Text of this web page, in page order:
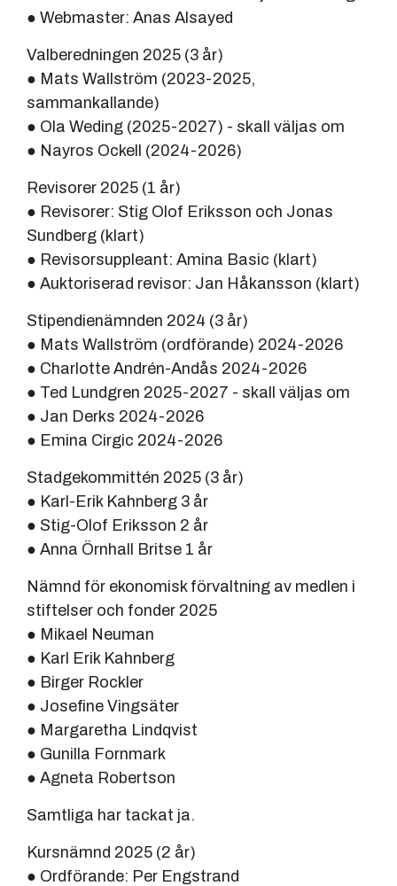
● Webmaster: Anas Alsayed
Valberedningen 2025 (3 år)
● Mats Wallström (2023-2025,
sammankallande)
● Ola Weding (2025-2027) - skall väljas om
● Nayros Ockell (2024-2026)
Revisorer 2025 (1 år)
● Revisorer: Stig Olof Eriksson och Jonas
Sundberg (klart)
● Revisorsuppleant: Amina Basic (klart)
● Auktoriserad revisor: Jan Håkansson (klart)
Stipendienämnden 2024 (3 år)
● Mats Wallström (ordförande) 2024-2026
● Charlotte Andrén-Andås 2024-2026
● Ted Lundgren 2025-2027 - skall väljas om
● Jan Derks 2024-2026
● Emina Cirgic 2024-2026
Stadgekommittén 2025 (3 år)
● Karl-Erik Kahnberg 3 år
● Stig-Olof Eriksson 2 år
● Anna Örnhall Britse 1 år
Nämnd för ekonomisk förvaltning av medlen i
stiftelser och fonder 2025
● Mikael Neuman
● Karl Erik Kahnberg
● Birger Rockler
● Josefine Vingsäter
● Margaretha Lindqvist
● Gunilla Fornmark
● Agneta Robertson
Samtliga har tackat ja.
Kursnämnd 2025 (2 år)
● Ordförande: Per Engstrand